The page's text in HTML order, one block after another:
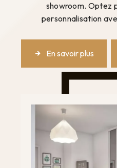
showroom. Optez
personnalisation
En savoir plus